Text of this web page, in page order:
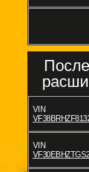
VIN
VIN